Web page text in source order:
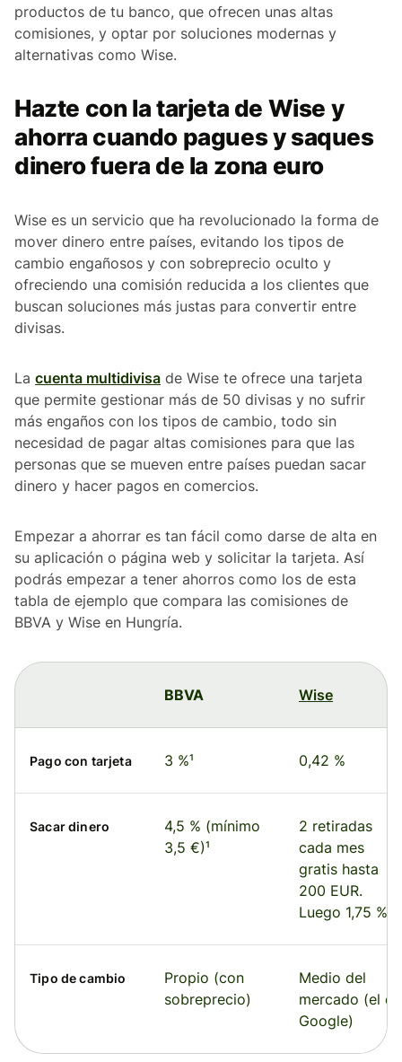
productos de tu banco, que ofrecen unas altas
comisiones, y optar por soluciones modernas y
alternativas como Wise.
Hazte con la tarjeta de Wise y
ahorra cuando pagues y saques
dinero fuera de la zona euro
Wise es un servicio que ha revolucionado la forma de
mover dinero entre países, evitando los tipos de
cambio engañosos y con sobreprecio oculto y
ofreciendo una comisión reducida a los clientes que
buscan soluciones más justas para convertir entre
divisas.
La cuenta multidivisa de Wise te ofrece una tarjeta
que permite gestionar más de 50 divisas y no sufrir
más engaños con los tipos de cambio, todo sin
necesidad de pagar altas comisiones para que las
personas que se mueven entre países puedan sacar
dinero y hacer pagos en comercios.
Empezar a ahorrar es tan fácil como darse de alta en
su aplicación o página web y solicitar la tarjeta. Así
podrás empezar a tener ahorros como los de esta
tabla de ejemplo que compara las comisiones de
BBVA y Wise en Hungría.
BBVA Wise
Pago con tarjeta 3 %¹ 0,42 %
Sacar dinero
4,5 % (mínimo
3,5 €)¹
2 retiradas
cada mes
gratis hasta
200 EUR.
Luego 1,75 %.
Tipo de cambio
Propio (con
sobreprecio)
Medio del
mercado (el de
Google)